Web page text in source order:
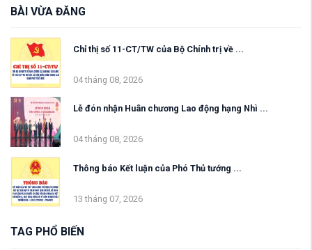
BÀI VỪA ĐĂNG
Chỉ thị số 11-CT/TW của Bộ Chính trị về ...
04 tháng 08, 2026
Lễ đón nhận Huân chương Lao động hạng Nhì ...
04 tháng 08, 2026
Thông báo Kết luận của Phó Thủ tướng ...
13 tháng 07, 2026
TAG PHỔ BIẾN